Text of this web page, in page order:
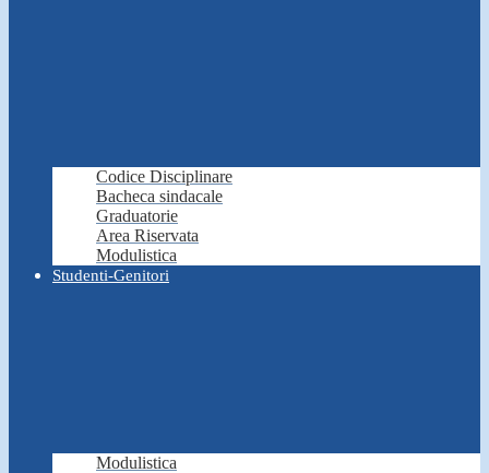
Codice Disciplinare
Bacheca sindacale
Graduatorie
Area Riservata
Modulistica
Studenti-Genitori
Modulistica